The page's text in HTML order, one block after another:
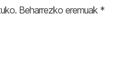
Beharrezko eremuak *